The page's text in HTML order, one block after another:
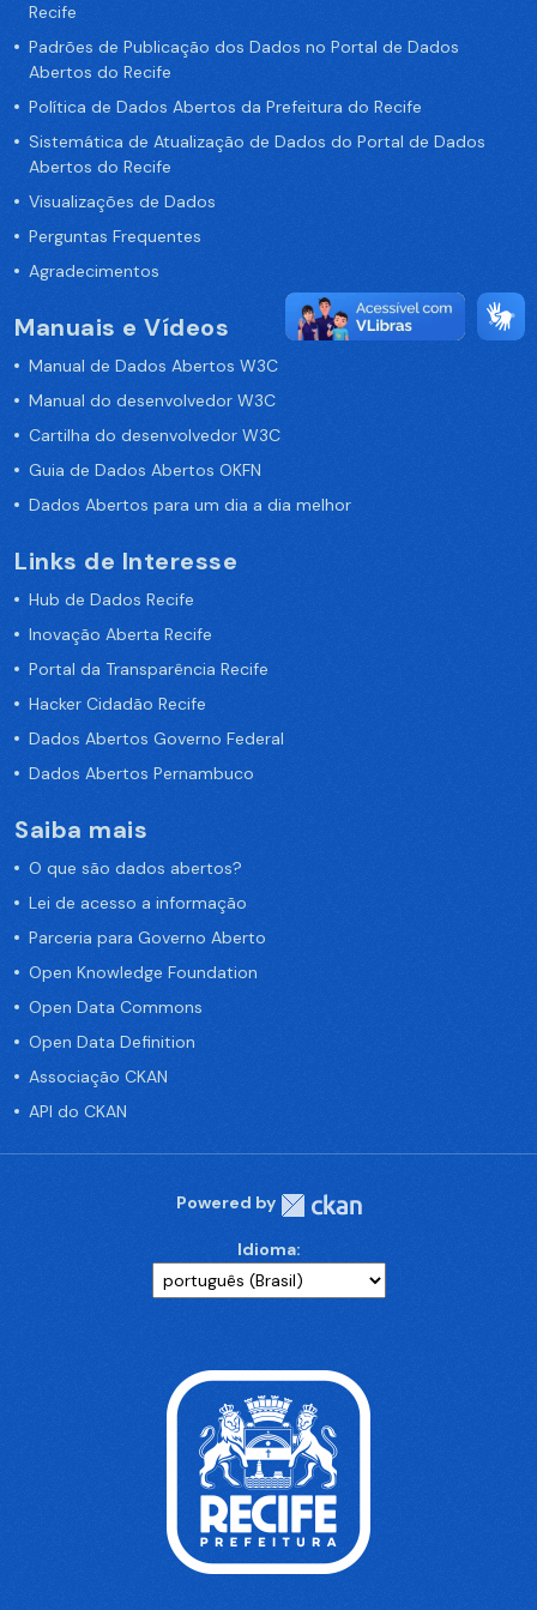
Recife
Padrões de Publicação dos Dados no Portal de Dados
Abertos do Recife
Política de Dados Abertos da Prefeitura do Recife
Sistemática de Atualização de Dados do Portal de Dados
Abertos do Recife
Visualizações de Dados
Perguntas Frequentes
Agradecimentos
Manuais e Vídeos
Manual de Dados Abertos W3C
Manual do desenvolvedor W3C
Cartilha do desenvolvedor W3C
Guia de Dados Abertos OKFN
Dados Abertos para um dia a dia melhor
Links de Interesse
Hub de Dados Recife
Inovação Aberta Recife
Portal da Transparência Recife
Hacker Cidadão Recife
Dados Abertos Governo Federal
Dados Abertos Pernambuco
Saiba mais
O que são dados abertos?
Lei de acesso a informação
Parceria para Governo Aberto
Open Knowledge Foundation
Open Data Commons
Open Data Definition
Associação CKAN
API do CKAN
Powered by
Idioma